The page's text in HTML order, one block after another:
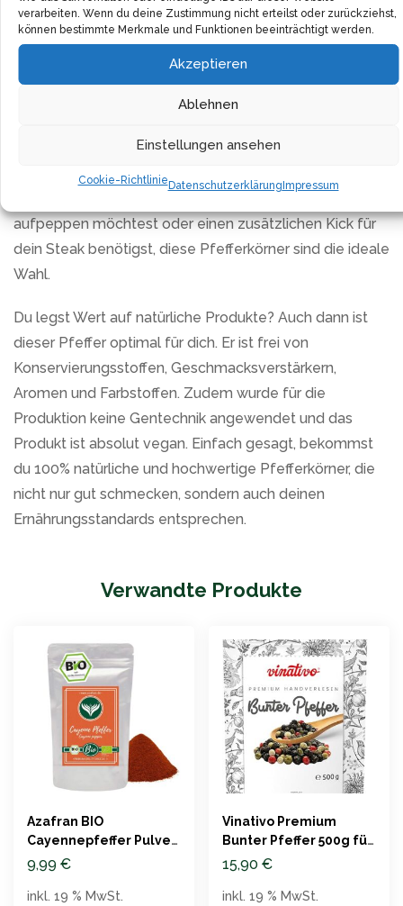
verarbeiten. Wenn du deine Zustimmung nicht erteilst oder zurückziehst,
können bestimmte Merkmale und Funktionen beeinträchtigt werden.
Akzeptieren
Ablehnen
Einstellungen ansehen
Cookie-RichtlinieDatenschutzerklärungImpressum
Direkteinkauf in großen Mengen. Das Produkt wird in
Großpackungen verkauft, was nicht nur einen super
Preis garantiert, sondern dafür sorgt, dass du immer
ausreichend Pfefferkörner zur Hand hast.
Schärfe mit diesem Pfeffer. Eine perfekte Balance von
Aromen, die deine Gerichte auf ein neues Niveau heben
aufpeppen möchtest oder einen zusätzlichen Kick für
dein Steak benötigst, diese Pfefferkörner sind die ideale
Wahl.
Du legst Wert auf natürliche Produkte? Auch dann ist
dieser Pfeffer optimal für dich. Er ist frei von
Konservierungsstoffen, Geschmacksverstärkern,
Aromen und Farbstoffen. Zudem wurde für die
Produktion keine Gentechnik angewendet und das
Produkt ist absolut vegan. Einfach gesagt, bekommst
du 100% natürliche und hochwertige Pfefferkörner, die
nicht nur gut schmecken, sondern auch deinen
Ernährungsstandards entsprechen.
Verwandte Produkte
Azafran BIO
Cayennepfeffer Pulver
250g
9,99 €
inkl. 19 % MwSt.
Vinativo Premium
Bunter Pfeffer 500g für
Mühle
15,90 €
inkl. 19 % MwSt.